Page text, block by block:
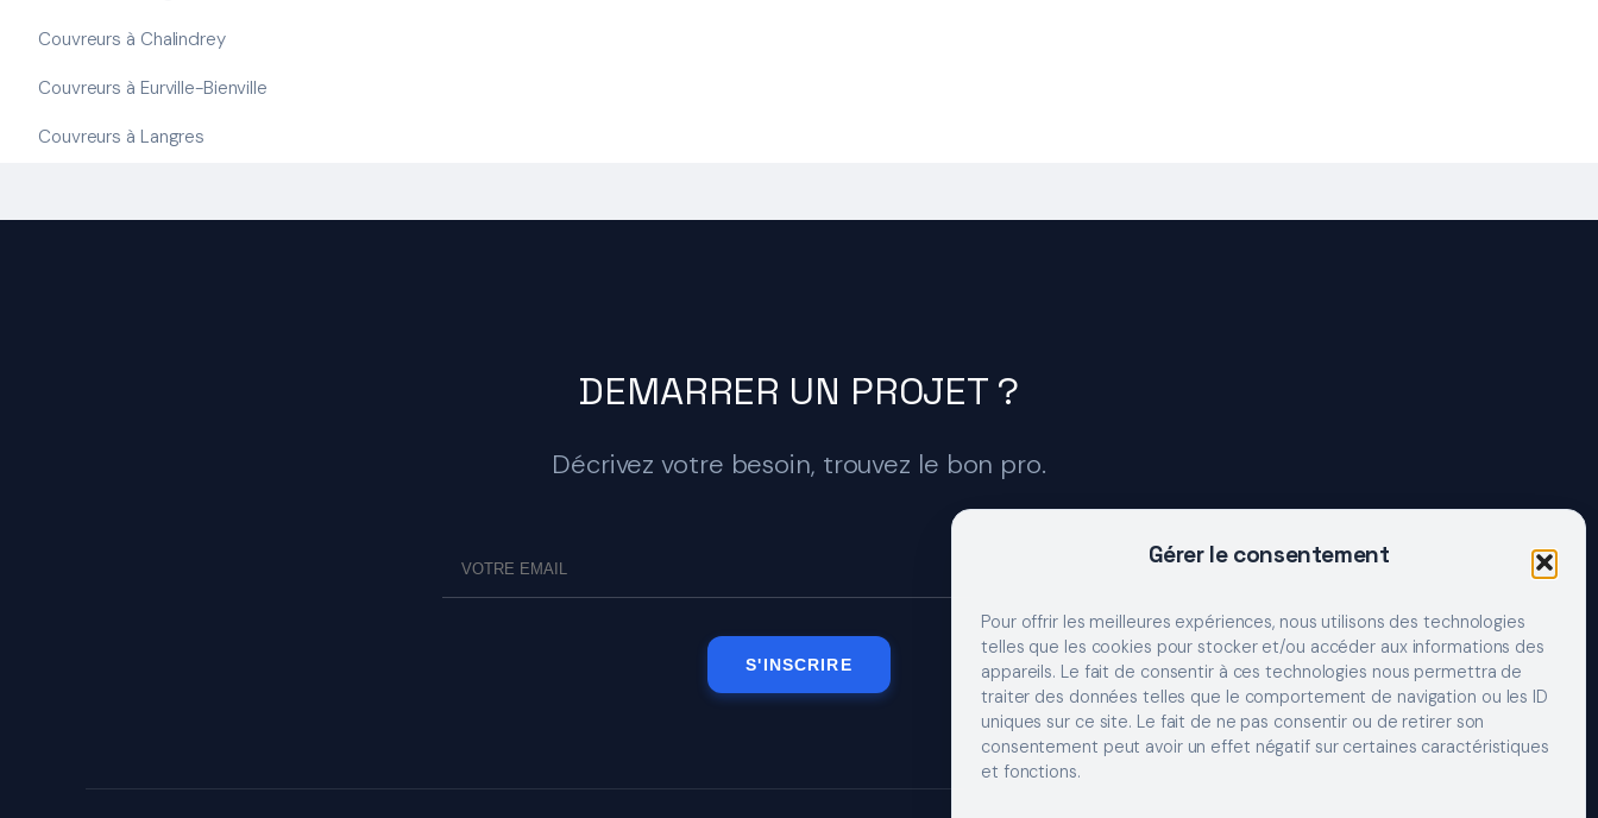
Gérer le consentement
Pour offrir les meilleures expériences, nous utilisons des technologies
telles que les cookies pour stocker et/ou accéder aux informations des
appareils. Le fait de consentir à ces technologies nous permettra de
traiter des données telles que le comportement de navigation ou les ID
uniques sur ce site. Le fait de ne pas consentir ou de retirer son
consentement peut avoir un effet négatif sur certaines caractéristiques
et fonctions.
Couvreurs à Chalindrey
Couvreurs à Eurville-Bienville
Couvreurs à Langres
DEMARRER UN PROJET ?
Décrivez votre besoin, trouvez le bon pro.
S'INSCRIRE